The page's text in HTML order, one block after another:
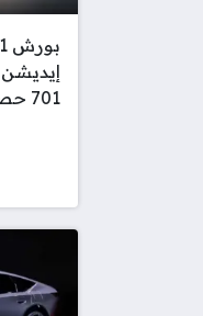
701 حصان خيمة بدوية